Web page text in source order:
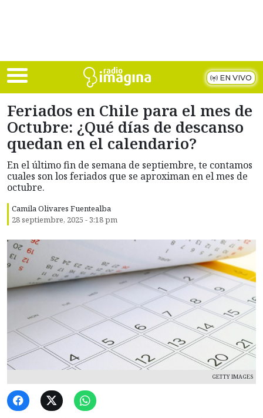
EN VIVO
Feriados en Chile para el mes de
Octubre: ¿Qué días de descanso
quedan en el calendario?
En el último fin de semana de septiembre, te contamos
cuales son los feriados que se aproximan en el mes de
octubre.
Camila Olivares Fuentealba
28 septiembre, 2025 - 3:18 pm
GETTY IMAGES